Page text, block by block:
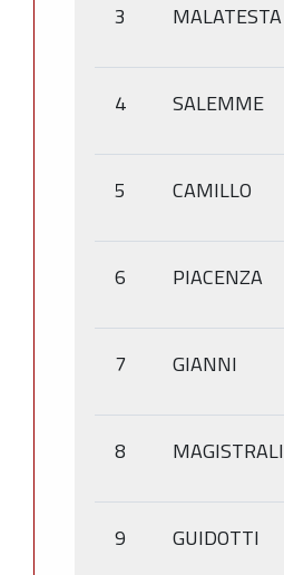
3 MALATESTA
4 SALEMME
5 CAMILLO
6 PIACENZA
7 GIANNI
8 MAGISTRALI
9 GUIDOTTI